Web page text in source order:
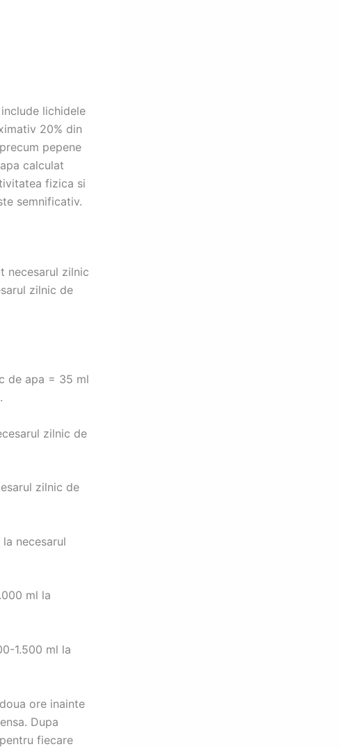
lichidele
20% din
pepene
calculat
fizica si
semnificativ.
necesarul zilnic
zilnic de
de apa = 35 ml
zilnic de
zilnic de
necesarul
ml la
1.500 ml la
ore inainte
Dupa
fiecare